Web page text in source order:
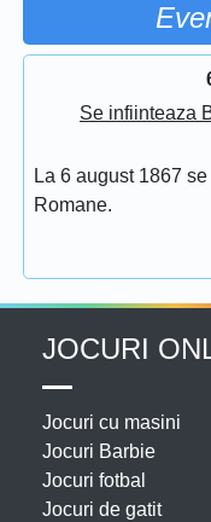
Se infiinteaza
La 6 august 1867
Romane.
JOCURI
Jocuri cu masini
Jocuri Barbie
Jocuri fotbal
Jocuri de gatit